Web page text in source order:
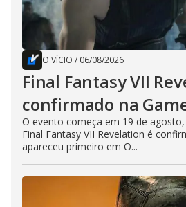
O VÍCIO / 06/08/2026
Final Fantasy VII
confirmado na
O evento começa em 19 de
Final Fantasy VII Revelation é
apareceu primeiro em O...